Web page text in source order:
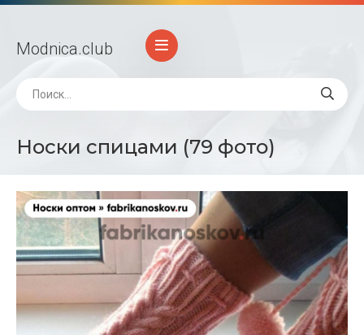
Modnica.club
Носки спицами (79 фото)